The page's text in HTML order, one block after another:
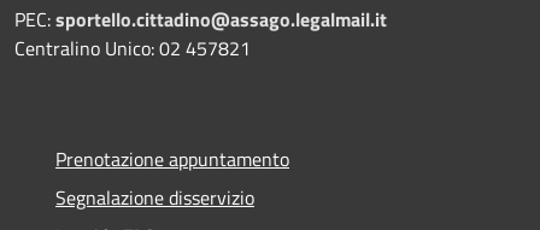
PEC:sportello.cittadino@assago.legalmail.it
Centralino Unico: 02 457821
Prenotazione appuntamento
Segnalazione disservizio